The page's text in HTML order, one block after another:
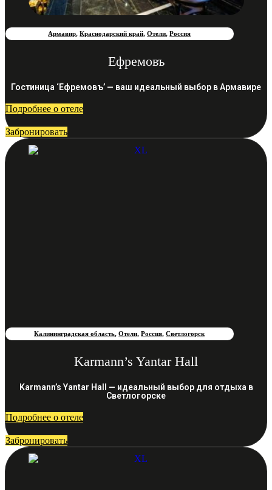
Армавир,Краснодарский край,Отели,Россия
Ефремовъ
Гостиница ‘Ефремовъ’ — ваш идеальный выбор в Армавире
Подробнее о отеле
Забронировать
Калининградская область,Отели,Россия,Светлогорск
Karmann’s Yantar Hall
Karmann’s Yantar Hall — идеальный выбор для отдыха в
Светлогорске
Подробнее о отеле
Забронировать